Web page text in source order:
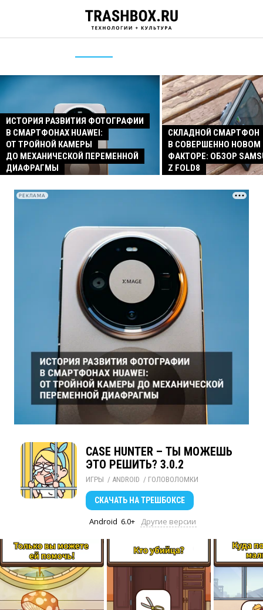
ИСТОРИЯ РАЗВИТИЯ ФОТОГРАФИИ
В СМАРТФОНАХ HUAWEI:
ОТ ТРОЙНОЙ КАМЕРЫ
ДО МЕХАНИЧЕСКОЙ ПЕРЕМЕННОЙ
ДИАФРАГМЫ
СКЛАДНОЙ СМАРТФОН
В СОВЕРШЕННО
ФАКТОРЕ: ОБЗОР
Z FOLD8
РЕКЛАМА
CASE HUNTER – ТЫ МОЖЕШЬ
ЭТО РЕШИТЬ? 3.0.2
ИГРЫ / ANDROID / ГОЛОВОЛОМКИ
СКАЧАТЬ НА ТРЕШБОКСЕ
Android 6.0+ Другие версии